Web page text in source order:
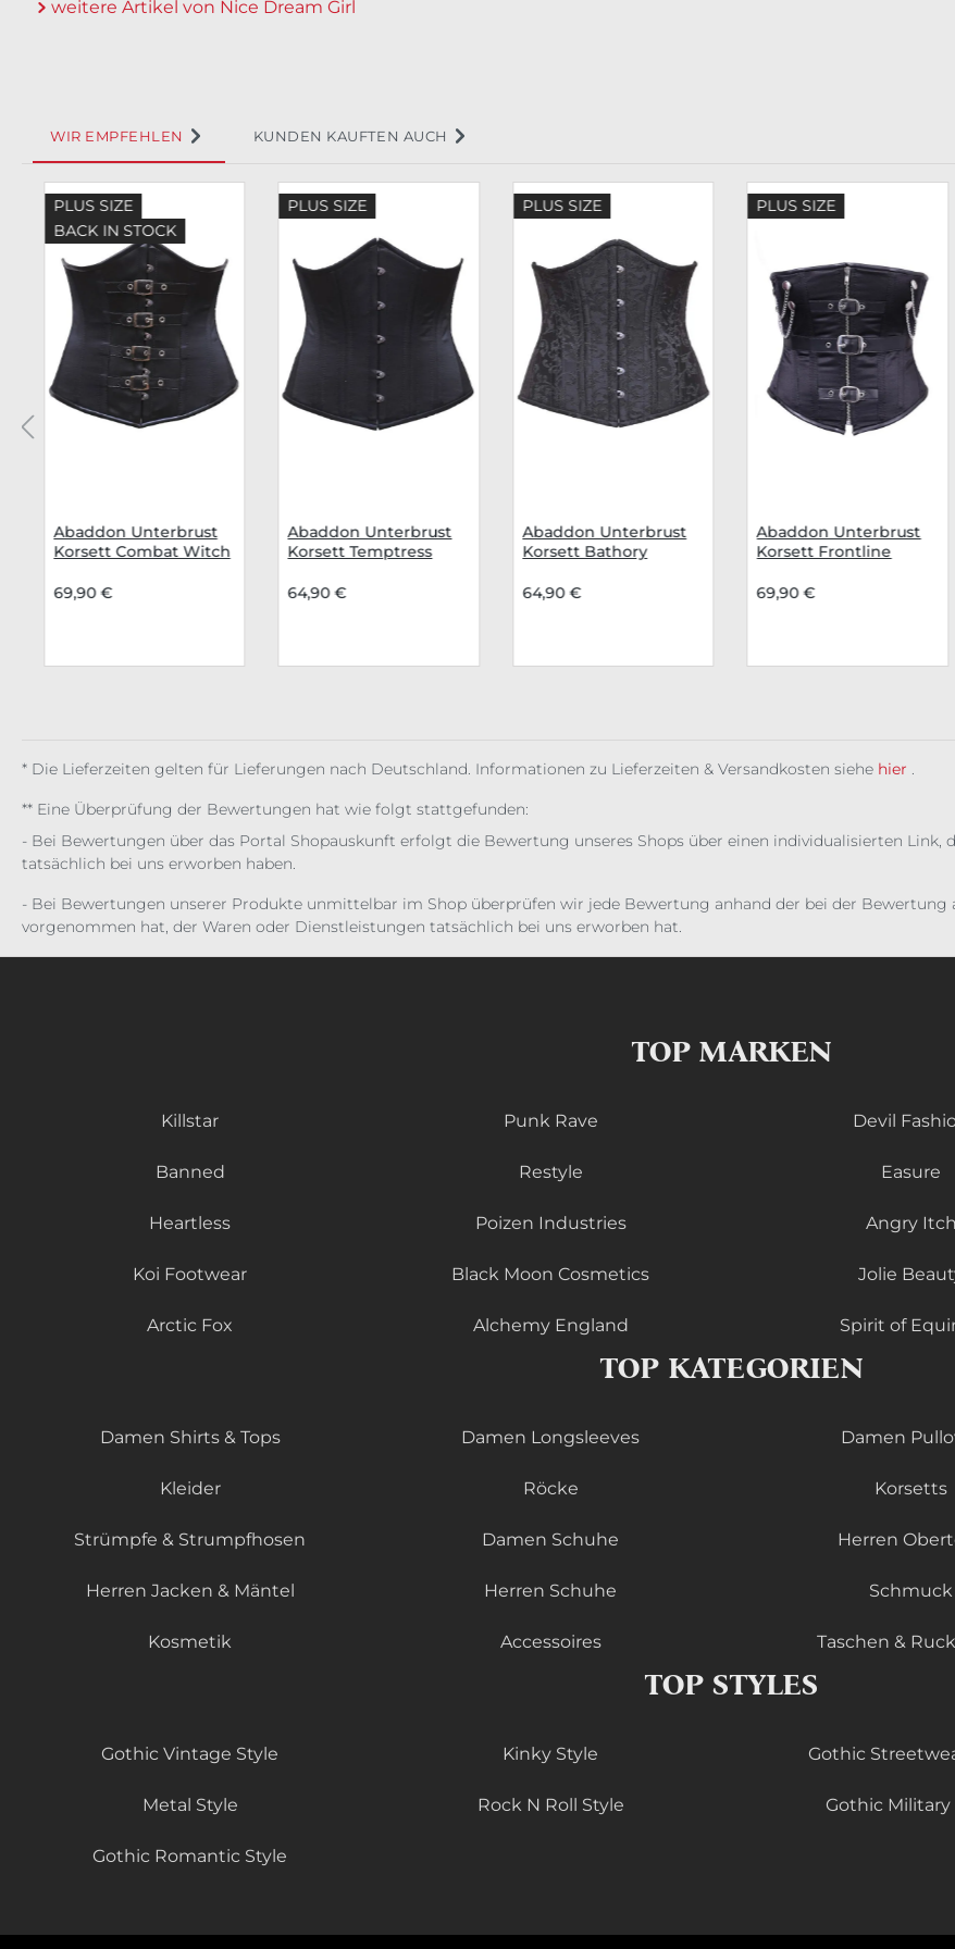
weitere Artikel von Nice Dream Girl
WIR EMPFEHLEN KUNDEN KAUFTEN AUCH
Produktgalerie überspringen
PLUS SIZE
BACK IN STOCK
Abaddon Unterbrust
Korsett Combat Witch
69,90 €
PLUS SIZE
Abaddon Unterbrust
Korsett Temptress
64,90 €
PLUS SIZE
Abaddon Unterbrust
Korsett Bathory
64,90 €
PLUS SIZE
Abaddon Unterbrust
Korsett Frontline
69,90 €
* Die Lieferzeiten gelten für Lieferungen nach Deutschland. Informationen zu Lieferzeiten & Versandkosten siehe hier .
** Eine Überprüfung der Bewertungen hat wie folgt stattgefunden:
- Bei Bewertungen über das Portal Shopauskunft erfolgt die Bewertung unseres Shops über einen individualisierten Link,
tatsächlich bei uns erworben haben.
- Bei Bewertungen unserer Produkte unmittelbar im Shop überprüfen wir jede Bewertung anhand der bei der Bewertung
vorgenommen hat, der Waren oder Dienstleistungen tatsächlich bei uns erworben hat.
TOP MARKEN
Killstar Punk Rave Devil
Banned Restyle Easure
Heartless Poizen Industries Angry Itch
Koi Footwear Black Moon Cosmetics Jolie
Arctic Fox Alchemy England Spirit of
TOP KATEGORIEN
Damen Shirts & Tops Damen Longsleeves Damen
Kleider Röcke Korsetts
Strümpfe & Strumpfhosen Damen Schuhe Herren
Herren Jacken & Mäntel Herren Schuhe Schmuck
Kosmetik Accessoires Taschen &
TOP STYLES
Gothic Vintage Style Kinky Style Gothic
Metal Style Rock N Roll Style Gothic Military
Gothic Romantic Style